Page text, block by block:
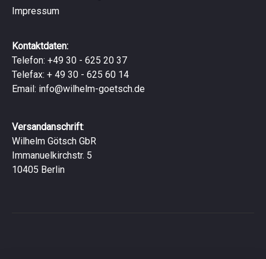
Impressum
Kontaktdaten:
Telefon: +49 30 - 625 20 37
Telefax: + 49 30 - 625 60 14
Email: info@wilhelm-goetsch.de
Versandanschrift:
Wilhelm Götsch GbR
Immanuelkirchstr. 5
10405 Berlin